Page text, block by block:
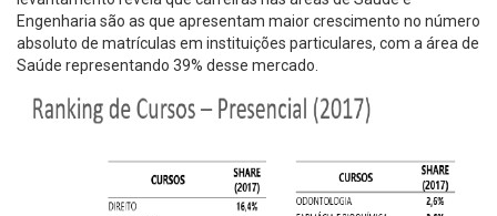
Engenharia são as que apresentam maior crescimento no número
absoluto de matrículas em instituições particulares, com a área de
Saúde representando 39% desse mercado.